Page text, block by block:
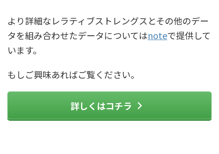
より詳細なレラティブストレングスとその他のデー
タを組み合わせたデータについてはnoteで提供して
います。
もしご興味あればご覧ください。
詳しくはコチラ